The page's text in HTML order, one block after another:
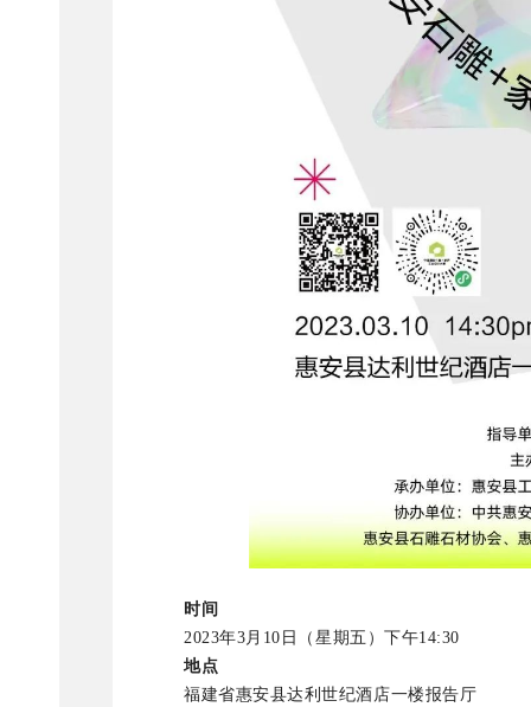
时间
2023年3月10日（星期五）下午14:30
地点
福建省惠安县达利世纪酒店一楼报告厅